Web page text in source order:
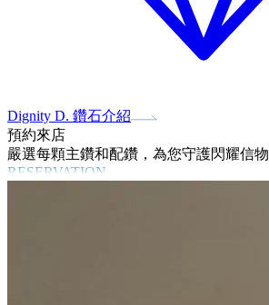
Dignity D. 鑽石介紹
預約來店
嚴選每顆主鑽和配鑽，為您守護閃耀信物
RESERVATION